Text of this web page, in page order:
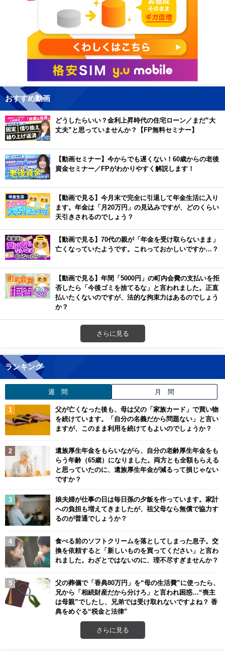
おすすめ動画
どうしたらいい？金利上昇時代の住宅ローン／まだ”大
丈夫”と思っていませんか？【FP無料セミナー】
【動画セミナー】今からでも遅くない！60歳からの老後
資金セミナー／FPがわかりやすく解説します！
【動画で見る】今月末で完全に引退して年金生活に入り
ます。年金は「月20万円」の見込みですが、どのくらい
天引きされるのでしょう？
【動画で見る】70代の親が「年金を受け取らないまま」
亡くなっていたようです。これっておかしいですか…？
【動画で見る】年間「5000円」の町内会費の支払いを拒
否したら「今後ゴミを捨てるな」と言われました。正直
払いたくないのですが、法的な拘束力はあるのでしょう
か？
さらに見る
ランキング
週 間 月 間
父が亡くなった後も、母は父の「家族カード」で買い物
を続けています。「自分の名義だから問題ない」と言い
ますが、このまま利用を続けてもよいのでしょうか？
遺族厚生年金をもらいながら、自分の老齢厚生年金をも
らう年齢（65歳）になりました。両方とも全額もらえる
と思っていたのに、遺族厚生年金が減るって損じゃない
ですか？
娘夫婦が仕事の日は毎日孫の夕飯を作っています。家計
への負担も増えてきましたが、祖父母なら無償で協力す
るのが普通でしょうか？
食べる前のソフトクリームを落としてしまった息子。交
換を依頼すると「新しいものを買ってください」と言わ
れました。わざとではないのに、理不尽すぎませんか？
父の葬儀で「香典80万円」を“母の生活費”に使ったら、
兄から「相続財産だから分けろ」と言われ困惑…“喪主
は母親”でしたし、兄弟では受け取れないですよね？ 香
典をめぐる“税金と法律”
さらに見る